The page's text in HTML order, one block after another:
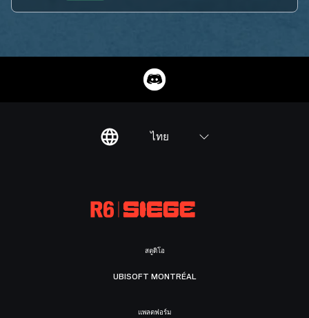
ไทย
สตูดิโอ
UBISOFT MONTRÉAL
แพลตฟอร์ม